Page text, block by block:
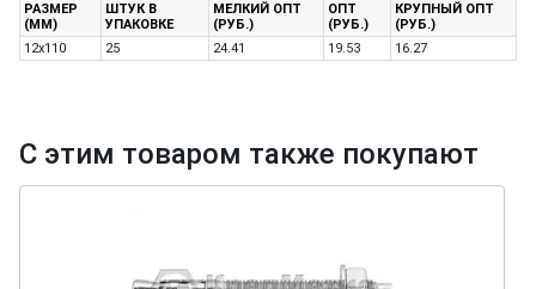
РАЗМЕР
(ММ)
ШТУК В
УПАКОВКЕ
МЕЛКИЙ ОПТ
(РУБ.)
ОПТ
(РУБ.)
КРУПНЫЙ ОПТ
(РУБ.)
12х110
25 24.41 19.53 16.27
С этим товаром также покупают